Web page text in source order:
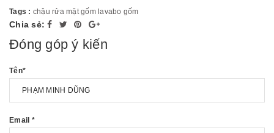
Tags : chậu rửa mặt gốm lavabo gốm
Chia sẻ:
Đóng góp ý kiến
Tên*
Email *